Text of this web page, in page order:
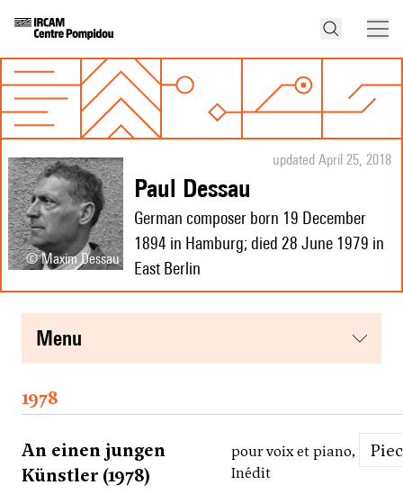
© Maxim Dessau
updated April 25, 2018
Paul Dessau
German composer born 19 December
1894 in Hamburg; died 28 June 1979 in
East Berlin
menu
1978
An einen jungen
Künstler (1978)
pour voix et piano,
Inédit